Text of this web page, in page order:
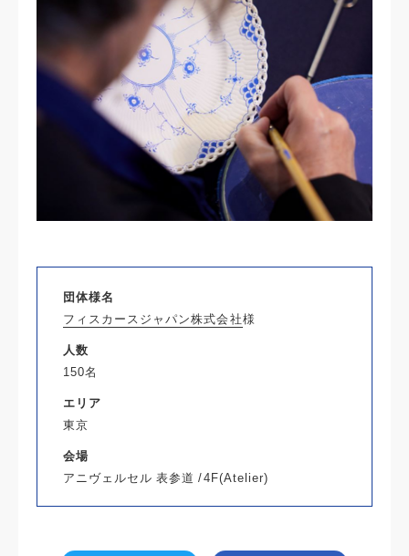
団体様名
フィスカースジャパン株式会社様
人数
150名
エリア
東京
会場
アニヴェルセル 表参道 /4F(Atelier)